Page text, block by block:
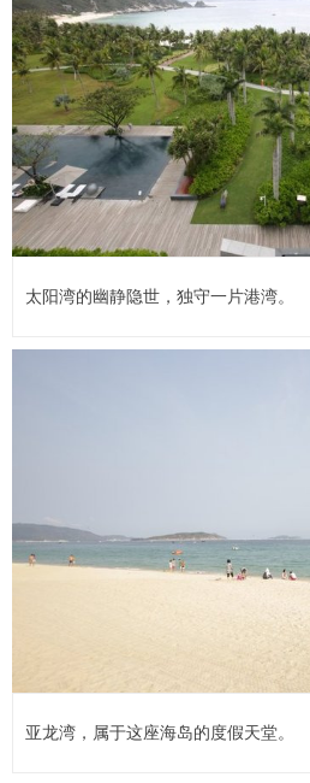
太阳湾的幽静隐世，独守一片港湾。
亚龙湾，属于这座海岛的度假天堂。